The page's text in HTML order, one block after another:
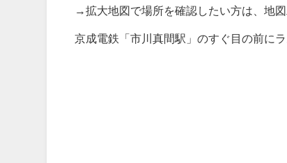
→拡大地図で場所を確認したい方は、地
京成電鉄「市川真間駅」のすぐ目の前に